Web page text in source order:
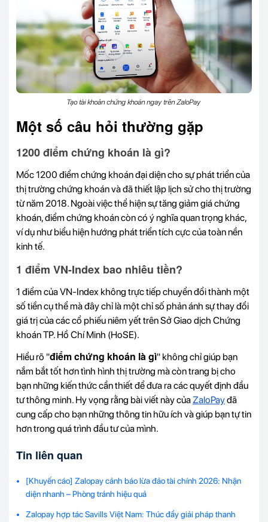
Tạo tài khoản chứng khoán ngay trên ZaloPay
Một số câu hỏi thường gặp
1200 điểm chứng khoán là gì?
Mốc 1200 điểm chứng khoán đại diện cho sự phát triển của
thị trường chứng khoán và đã thiết lập lịch sử cho thị trường
từ năm 2018. Ngoài việc thể hiện sự tăng giảm giá chứng
khoán, điểm chứng khoán còn có ý nghĩa quan trọng khác,
ví dụ như biểu hiện hướng phát triển tích cực của toàn nền
kinh tế.
1 điểm VN-Index bao nhiêu tiền?
1 điểm của VN-Index không trực tiếp chuyển đổi thành một
số tiền cụ thể mà đây chỉ là một chỉ số phản ánh sự thay đổi
giá trị của các cổ phiếu niêm yết trên Sở Giao dịch Chứng
khoán TP. Hồ Chí Minh (HoSE).
Hiểu rõ "điểm chứng khoán là gì" không chỉ giúp bạn
nắm bắt tốt hơn tình hình thị trường mà còn trang bị cho
bạn những kiến thức cần thiết để đưa ra các quyết định đầu
tư thông minh. Hy vọng rằng bài viết này củaZaloPayđã
cung cấp cho bạn những thông tin hữu ích và giúp bạn tự tin
hơn trong quá trình đầu tư của mình.
Tin liên quan
[Khuyến cáo] Zalopay cảnh báo lừa đảo tài chính 2026: Nhận
diện nhanh – Phòng tránh hiệu quả
Zalopay hợp tác Savills Việt Nam: Thúc đẩy giải pháp thanh